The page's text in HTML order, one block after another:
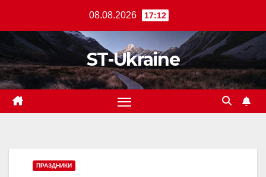
содержанию
08.08.2026 17:12
ST-Ukraine
ПРАЗДНИКИ